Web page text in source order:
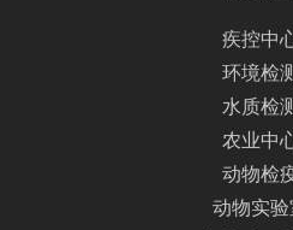
疾控中
环境检
水质检
农业中
动物检
动物实验